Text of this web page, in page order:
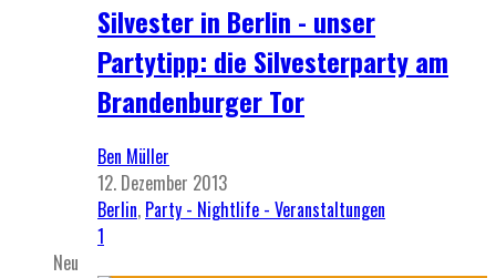
Silvester in Berlin - unser
Partytipp: die Silvesterparty am
Brandenburger Tor
Ben Müller
12. Dezember 2013
Berlin, Party - Nightlife - Veranstaltungen
1
Neu